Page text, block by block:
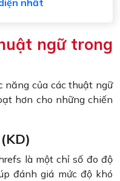
nhất
ngữ trong
năng của các thuật ngữ
hơn cho những chiến
là một chỉ số đo độ
đánh giá mức độ khó